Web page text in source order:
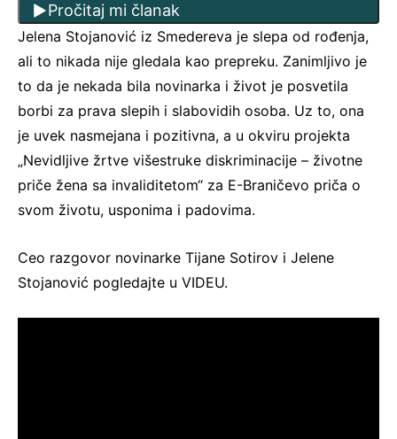
Pročitaj mi članak
Jelena Stojanović iz Smedereva je slepa od rođenja,
ali to nikada nije gledala kao prepreku. Zanimljivo je
to da je nekada bila novinarka i život je posvetila
borbi za prava slepih i slabovidih osoba. Uz to, ona
je uvek nasmejana i pozitivna, a u okviru projekta
„Nevidljive žrtve višestruke diskriminacije – životne
priče žena sa invaliditetom“ za E-Braničevo priča o
svom životu, usponima i padovima.
Ceo razgovor novinarke Tijane Sotirov i Jelene
Stojanović pogledajte u VIDEU.